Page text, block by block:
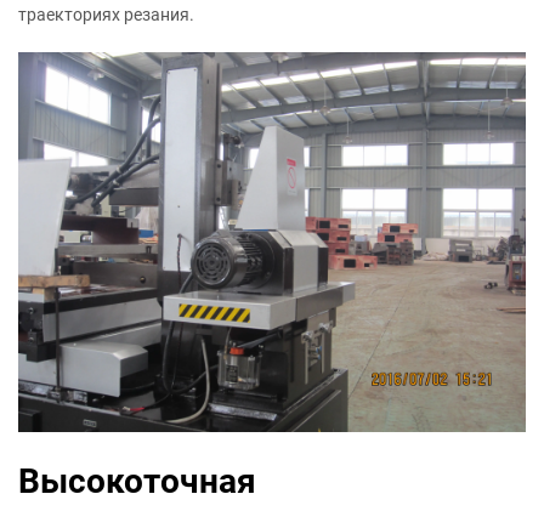
траекториях резания.
Высокоточная